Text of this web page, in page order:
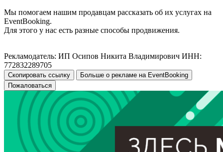
Мы помогаем нашим продавцам рассказать об их услугах на
EventBooking.
Для этого у нас есть разные способы продвижения.
Рекламодатель: ИП Осипов Никита Владимирович ИНН:
772832289705
Скопировать ссылку
Больше о рекламе на EventBooking
Пожаловаться